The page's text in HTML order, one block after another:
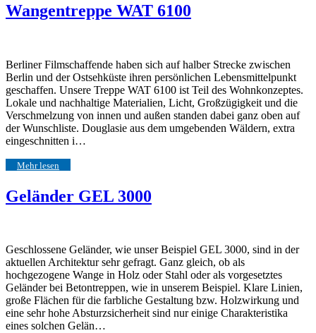
Wangentreppe WAT 6100
Berliner Filmschaffende haben sich auf halber Strecke zwischen
Berlin und der Ostsehküste ihren persönlichen Lebensmittelpunkt
geschaffen. Unsere Treppe WAT 6100 ist Teil des Wohnkonzeptes.
Lokale und nachhaltige Materialien, Licht, Großzügigkeit und die
Verschmelzung von innen und außen standen dabei ganz oben auf
der Wunschliste. Douglasie aus dem umgebenden Wäldern, extra
eingeschnitten i…
Mehr lesen
Geländer GEL 3000
Geschlossene Geländer, wie unser Beispiel GEL 3000, sind in der
aktuellen Architektur sehr gefragt. Ganz gleich, ob als
hochgezogene Wange in Holz oder Stahl oder als vorgesetztes
Geländer bei Betontreppen, wie in unserem Beispiel. Klare Linien,
große Flächen für die farbliche Gestaltung bzw. Holzwirkung und
eine sehr hohe Absturzsicherheit sind nur einige Charakteristika
eines solchen Gelän…